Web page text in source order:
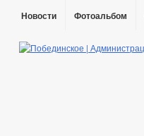
Новости Фотоальбом